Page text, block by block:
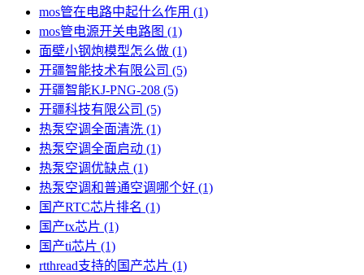
mos管在电路中起什么作用 (1)
mos管电源开关电路图 (1)
面壁小钢炮模型怎么做 (1)
开疆智能技术有限公司 (5)
开疆智能KJ-PNG-208 (5)
开疆科技有限公司 (5)
热泵空调全面清洗 (1)
热泵空调全面启动 (1)
热泵空调优缺点 (1)
热泵空调和普通空调哪个好 (1)
国产RTC芯片排名 (1)
国产tx芯片 (1)
国产ti芯片 (1)
rtthread支持的国产芯片 (1)